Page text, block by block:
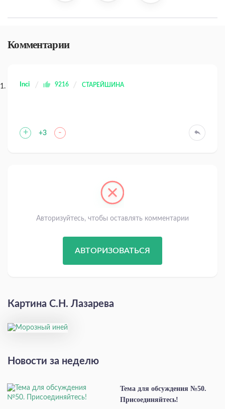
Комментарии
Inci 9216 СТАРЕЙШИНА
+ +3 -
Авторизуйтесь, чтобы оставлять комментарии
АВТОРИЗОВАТЬСЯ
Картина С.Н. Лазарева
Новости за неделю
Тема для обсуждения №50.
Присоединяйтесь!